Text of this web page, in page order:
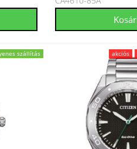
szállítás akciós